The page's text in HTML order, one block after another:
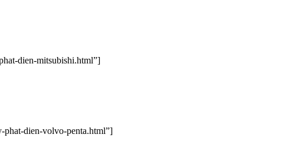
dien-mitsubishi.html”]
dien-volvo-penta.html”]